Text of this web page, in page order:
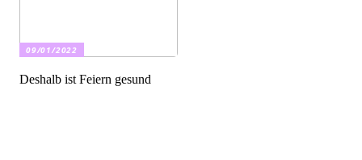
09/01/2022
Deshalb ist Feiern gesund